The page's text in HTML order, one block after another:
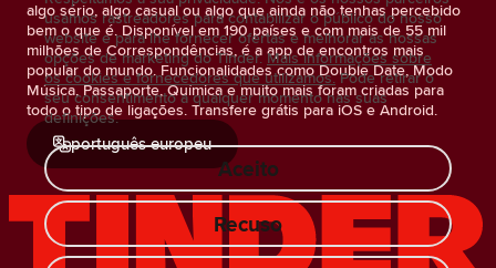
algo sério, algo casual ou algo que ainda não tenhas percebido
bem o que é. Disponível em 190 países e com mais de 55 mil
milhões de Correspondências, é a app de encontros mais
popular do mundo. Funcionalidades como Double Date, Modo
Música, Passaporte, Química e muito mais foram criadas para
todo o tipo de ligações. Transfere grátis para iOS e Android.
português europeu
usamos rastreadores para contabilizar o público do nosso
website e para lhe fornecer ofertas e melhorar as nossas
opções de marketing do Tinder. Mais informações sobre
os cookies e fornecedores que utilizamos. Pode retirar o
seu consentimento a qualquer momento nas suas
definições.
Aceito
Recuso